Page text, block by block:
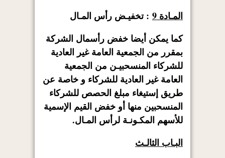
المـادة 9
: تخفيـض رأس المـال
كما يمكن أيضا خفض رأسمال الشركة
بمقرر من الجمعية العامة غير العادية
للشركاء المنسحبيـن من الجمعية
العامة غير العادية للشركاء و خاصة عن
طريق إستيغاء مبلغ الحصص للشركاء
المنسحبين منها أو خفض القيم الإسمية
للأسهم المكـونـة لرأس المـال.
البـاب الثالـث